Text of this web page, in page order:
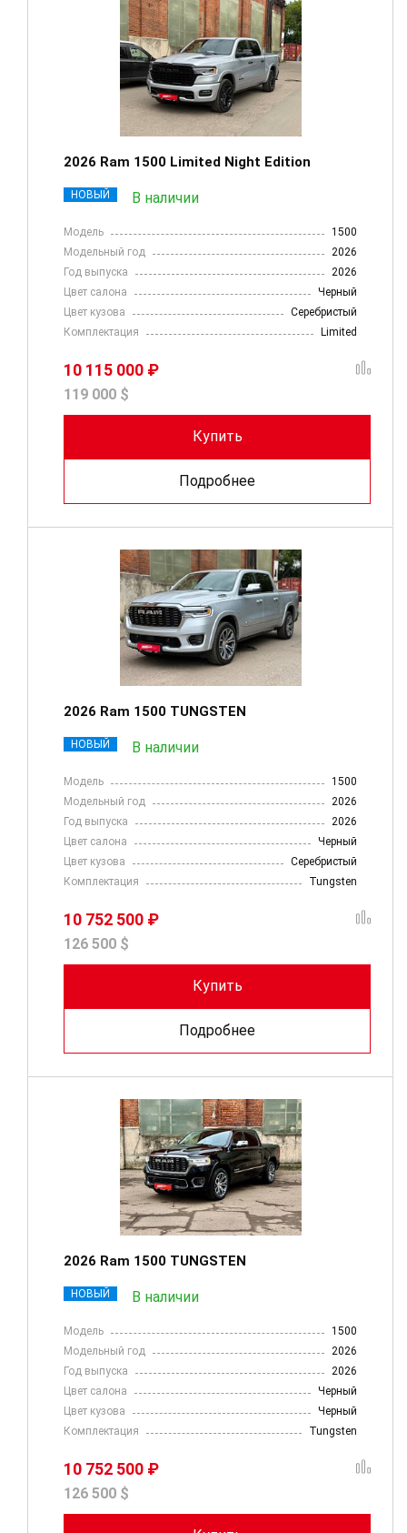
2026 Ram 1500 Limited Night Edition
НОВЫЙ В наличии
Модель
1500
Модельный год
2026
Год выпуска
2026
Цвет салона
Черный
Цвет кузова
Серебристый
Комплектация
Limited
10 115 000 ₽
119 000 $
Купить
Подробнее
2026 Ram 1500 TUNGSTEN
НОВЫЙ В наличии
Модель
1500
Модельный год
2026
Год выпуска
2026
Цвет салона
Черный
Цвет кузова
Серебристый
Комплектация
Tungsten
10 752 500 ₽
126 500 $
Купить
Подробнее
2026 Ram 1500 TUNGSTEN
НОВЫЙ В наличии
Модель
1500
Модельный год
2026
Год выпуска
2026
Цвет салона
Черный
Цвет кузова
Черный
Комплектация
Tungsten
10 752 500 ₽
126 500 $